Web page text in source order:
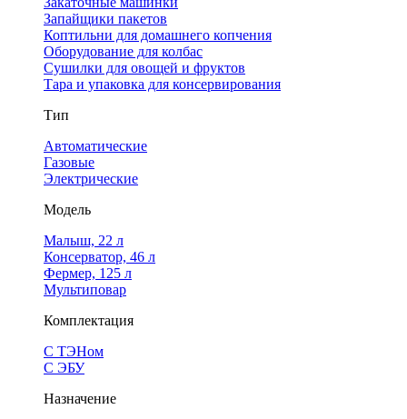
Запайщики пакетов
Коптильни для домашнего копчения
Оборудование для колбас
Сушилки для овощей и фруктов
Тара и упаковка для консервирования
Тип
Автоматические
Газовые
Электрические
Модель
Малыш, 22 л
Консерватор, 46 л
Фермер, 125 л
Мультиповар
Комплектация
С ТЭНом
С ЭБУ
Назначение